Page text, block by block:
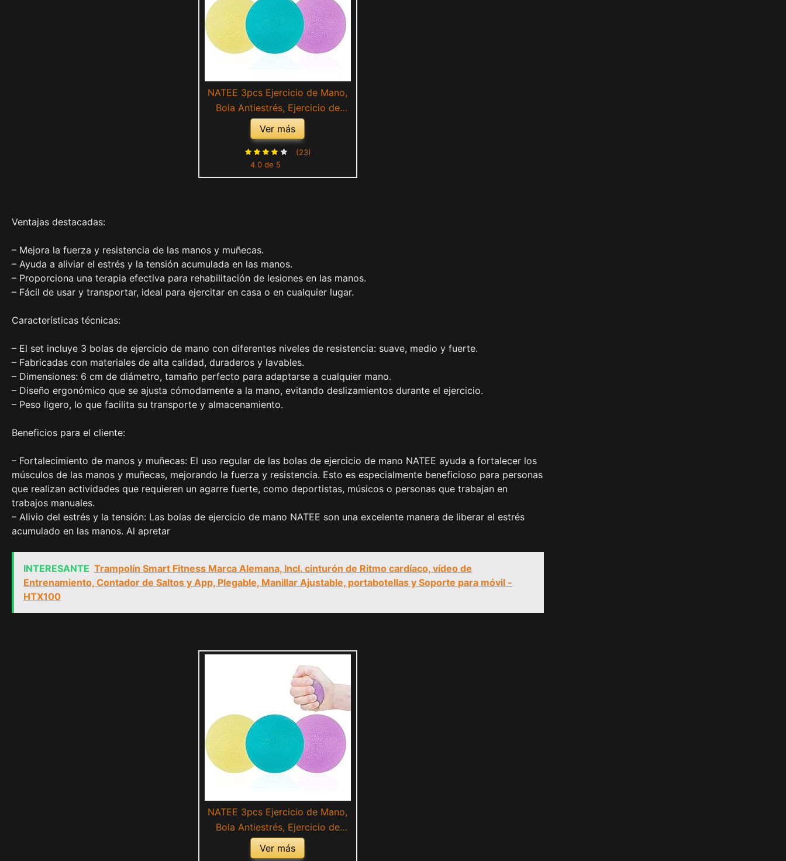
NATEE 3pcs Ejercicio de Mano,
Bola Antiestrés, Ejercicio de
Agarre, Ejercicio de Muñeca,
Ejercicio en Casa, Pelota Terapia
de Mano para Fortalecimiento
Terapia de Mano Dedo Muñeca 3
Ver más
4.0 de 5
(23)
Ventajas destacadas:
– Mejora la fuerza y resistencia de las manos y muñecas.
– Ayuda a aliviar el estrés y la tensión acumulada en las manos.
– Proporciona una terapia efectiva para rehabilitación de lesiones en las manos.
– Fácil de usar y transportar, ideal para ejercitar en casa o en cualquier lugar.
Características técnicas:
– El set incluye 3 bolas de ejercicio de mano con diferentes niveles de resistencia: suave, medio y fuerte.
– Fabricadas con materiales de alta calidad, duraderos y lavables.
– Dimensiones: 6 cm de diámetro, tamaño perfecto para adaptarse a cualquier mano.
– Diseño ergonómico que se ajusta cómodamente a la mano, evitando deslizamientos durante el ejercicio.
– Peso ligero, lo que facilita su transporte y almacenamiento.
Beneficios para el cliente:
– Fortalecimiento de manos y muñecas: El uso regular de las bolas de ejercicio de mano NATEE ayuda a fortalecer los
músculos de las manos y muñecas, mejorando la fuerza y resistencia. Esto es especialmente beneficioso para personas
que realizan actividades que requieren un agarre fuerte, como deportistas, músicos o personas que trabajan en
trabajos manuales.
– Alivio del estrés y la tensión: Las bolas de ejercicio de mano NATEE son una excelente manera de liberar el estrés
acumulado en las manos. Al apretar
INTERESANTE Trampolín Smart Fitness Marca Alemana, Incl. cinturón de Ritmo cardíaco, vídeo de
Entrenamiento, Contador de Saltos y App, Plegable, Manillar Ajustable, portabotellas y Soporte para móvil -
HTX100
NATEE 3pcs Ejercicio de Mano,
Bola Antiestrés, Ejercicio de
Agarre, Ejercicio de Muñeca,
Ejercicio en Casa, Pelota Terapia
Ver más